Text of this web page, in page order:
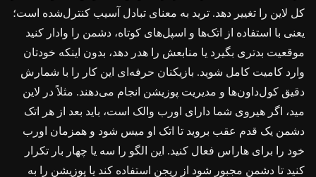
کل لاین را تغییر دهد. ترید به معنای تبادل آسیب کنترل‌شده است؛
یعنی با استفاده از اتک‌ها و اسپل‌های کوتاه، دشمن را وادار کنید
موقعیت بدتری بگیرد یا منابعش را هدر دهد، بدون اینکه خودتان
وارد کامیت کامل شوید. بازیکنان حرفه‌ای این کار را با شمارش
دقیق کول‌داون‌ها و مدیریت پوزیشن انجام می‌دهند. مثلاً در لاین
مید، اگر هیروی شما دارای اورب والک است، باید بعد از هر اتک
دشمن یک قدم عقب بروید تا اتک او میس شود و همزمان اورب
خود را برای هاراس فعال کنید. این الگو را سه یا چهار بار تکرار
کنید تا دشمن مجبور شود از ریجن استفاده کند یا پوزیشن را به